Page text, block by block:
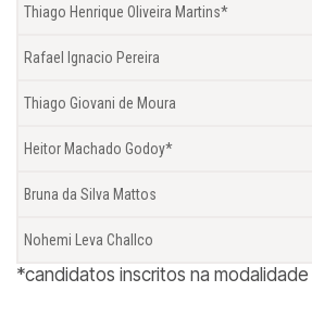
Thiago Henrique Oliveira Martins*
Rafael Ignacio Pereira
Thiago Giovani de Moura
Heitor Machado Godoy*
Bruna da Silva Mattos
Nohemi Leva Challco
*candidatos inscritos na modalidade